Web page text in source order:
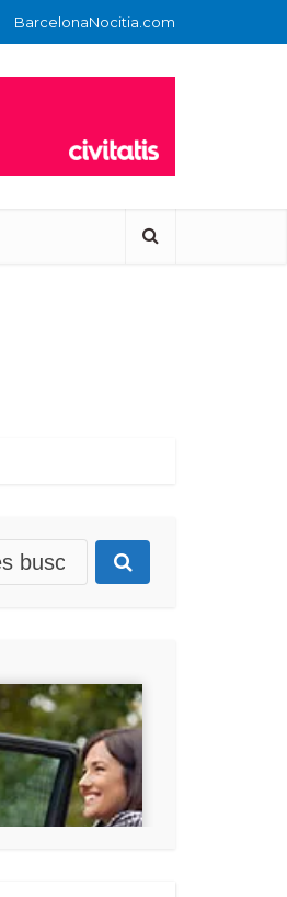
BarcelonaNocitia.com